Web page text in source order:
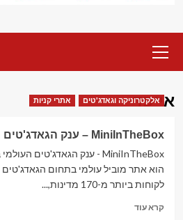
Menu
אייפד
אלקטרוניקה וגאדג'טים אתרי קניות
MiniInTheBox – ענק הגאדג'טים העולמי בישראל
הוא אתר מוביל עולמי בתחום
לקוחות ביותר מ-170 מדינות,...
קרא עודRead